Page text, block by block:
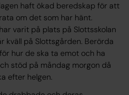
haft ökad beredskap för att
om det som har hänt.
varit på plats på Slottsskolan
kväll på Slottsgården. Berörda
hur de ska ta emot och ha
stöd på måndag morgon då
efter helgen.